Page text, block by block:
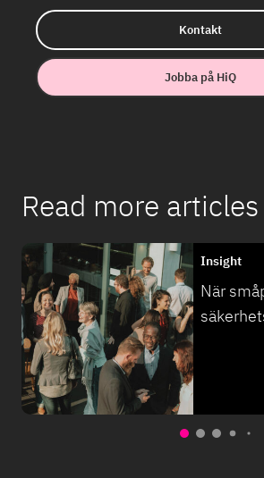
Kontakt
Jobba på HiQ
Read more
Insight
När